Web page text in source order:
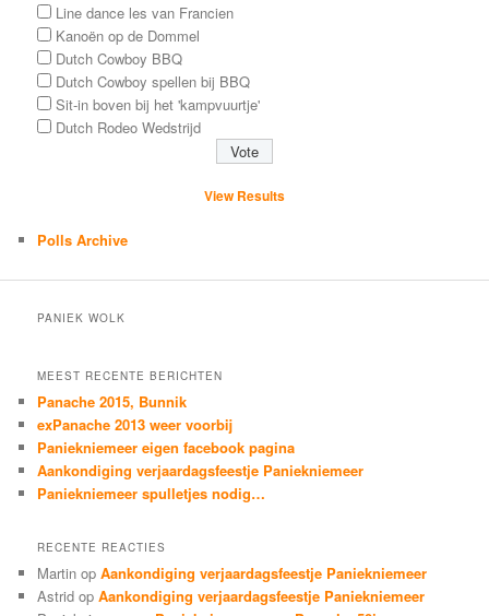
Line dance les van Francien
Kanoën op de Dommel
Dutch Cowboy BBQ
Dutch Cowboy spellen bij BBQ
Sit-in boven bij het 'kampvuurtje'
Dutch Rodeo Wedstrijd
View Results
Polls Archive
PANIEK WOLK
MEEST RECENTE BERICHTEN
Panache 2015, Bunnik
exPanache 2013 weer voorbij
Paniekniemeer eigen facebook pagina
Aankondiging verjaardagsfeestje Paniekniemeer
Paniekniemeer spulletjes nodig…
RECENTE REACTIES
Martin opAankondiging verjaardagsfeestje Paniekniemeer
Astrid opAankondiging verjaardagsfeestje Paniekniemeer